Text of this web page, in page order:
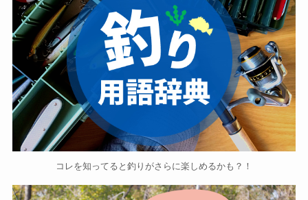
コレを知ってると釣りがさらに楽しめるかも？！